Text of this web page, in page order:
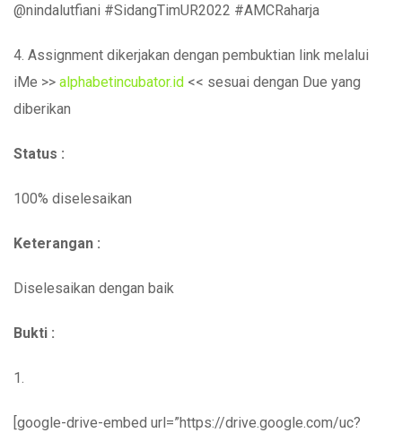
@nindalutfiani #SidangTimUR2022 #AMCRaharja
4. Assignment dikerjakan dengan pembuktian link melalui
iMe >> alphabetincubator.id << sesuai dengan Due yang
diberikan
Status :
100% diselesaikan
Keterangan :
Diselesaikan dengan baik
Bukti :
1.
[google-drive-embed url=”https://drive.google.com/uc?